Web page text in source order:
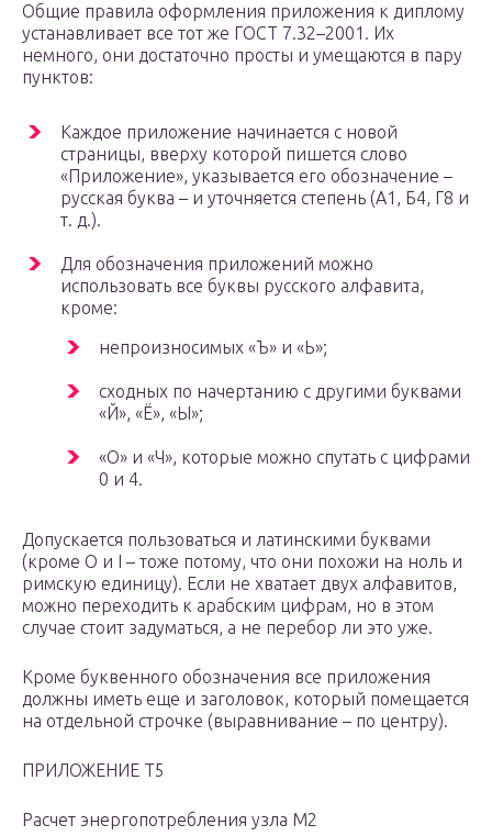
Общие правила оформления приложения к диплому
устанавливает все тот же ГОСТ 7.32–2001. Их
немного, они достаточно просты и умещаются в пару
пунктов:
Каждое приложение начинается с новой
страницы, вверху которой пишется слово
«Приложение», указывается его обозначение –
русская буква – и уточняется степень (А1, Б4, Г8 и
т. д.).
Для обозначения приложений можно
использовать все буквы русского алфавита,
кроме:
непроизносимых «Ъ» и «Ь»;
сходных по начертанию с другими буквами
«Й», «Ё», «Ы»;
«О» и «Ч», которые можно спутать с цифрами
0 и 4.
Допускается пользоваться и латинскими буквами
(кроме O и I – тоже потому, что они похожи на ноль и
римскую единицу). Если не хватает двух алфавитов,
можно переходить к арабским цифрам, но в этом
случае стоит задуматься, а не перебор ли это уже.
Кроме буквенного обозначения все приложения
должны иметь еще и заголовок, который помещается
на отдельной строчке (выравнивание – по центру).
ПРИЛОЖЕНИЕ Т5
Расчет энергопотребления узла М2